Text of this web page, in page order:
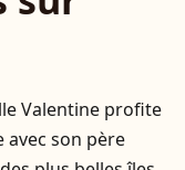
Valentine profite
avec son père